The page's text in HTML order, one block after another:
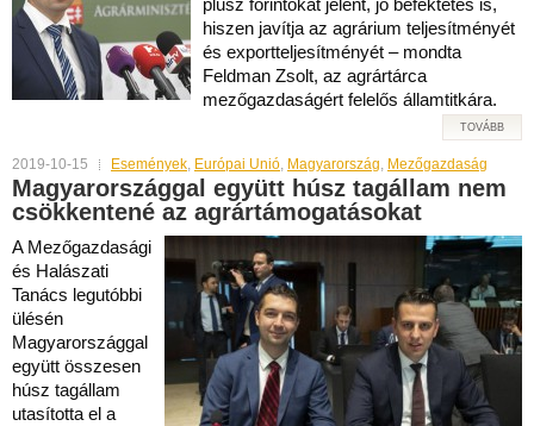
plusz forintokat jelent, jó befektetés is,
hiszen javítja az agrárium teljesítményét
és exportteljesítményét – mondta
Feldman Zsolt, az agrártárca
mezőgazdaságért felelős államtitkára.
TOVÁBB
2019-10-15 Események, Európai Unió, Magyarország, Mezőgazdaság
Magyarországgal együtt húsz tagállam nem
csökkentené az agrártámogatásokat
A Mezőgazdasági
és Halászati
Tanács legutóbbi
ülésén
Magyarországgal
együtt összesen
húsz tagállam
utasította el a